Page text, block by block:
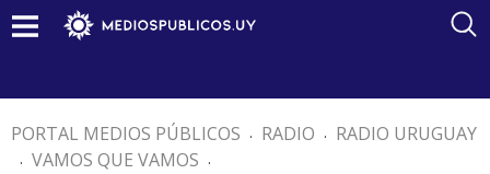
PORTAL MEDIOS PÚBLICOS . RADIO . RADIO URUGUAY
. VAMOS QUE VAMOS .